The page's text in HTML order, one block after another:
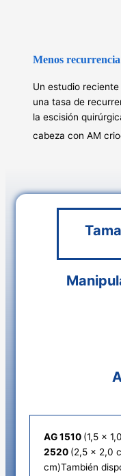
Menos recurrencia
Un estudio
una tasa de
la escisión
cabeza con AM
AG 1510 (1,5 x
2520 (2,5 x 2,0
cm)También